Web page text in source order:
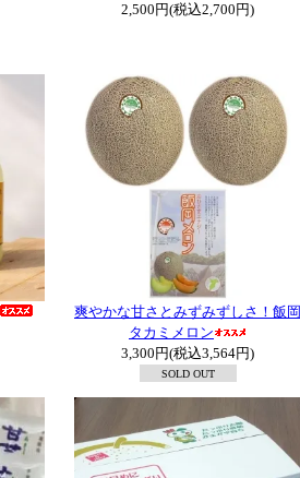
2,500円(税込2,700円)
爽やかな甘さとみずみずしさ！飯岡
タカミメロン
3,300円(税込3,564円)
SOLD OUT